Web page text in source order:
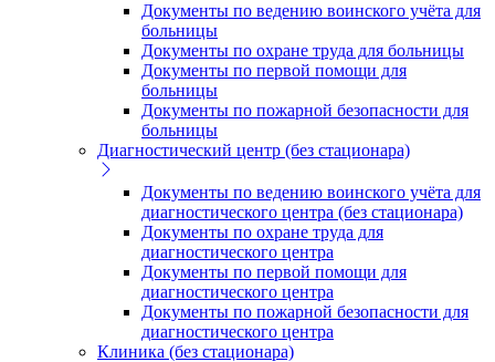
Документы по ведению воинского учёта для
больницы
Документы по охране труда для больницы
Документы по первой помощи для
больницы
Документы по пожарной безопасности для
больницы
Диагностический центр (без стационара)
Документы по ведению воинского учёта для
диагностического центра (без стационара)
Документы по охране труда для
диагностического центра
Документы по первой помощи для
диагностического центра
Документы по пожарной безопасности для
диагностического центра
Клиника (без стационара)